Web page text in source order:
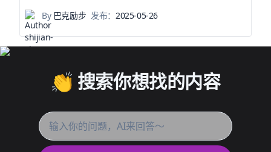
By巴克励步 发布：2025-05-26
👏 搜索你想找的内容